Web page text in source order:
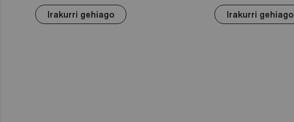
Irakurri gehiago Irakurri gehiago